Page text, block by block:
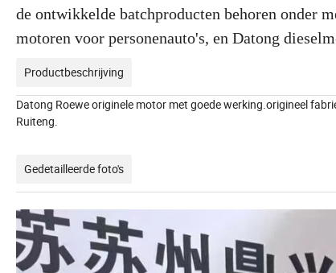
de ontwikkelde batchproducten behoren onder
motoren voor personenauto's, en Datong
Productbeschrijving
Datong Roewe originele motor met goede werking.origineel
Ruiteng.
Gedetailleerde foto's